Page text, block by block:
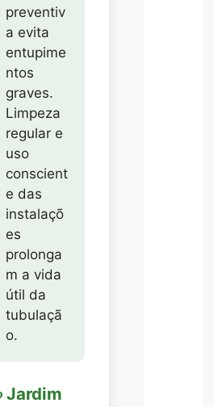
preventiv
a evita
entupime
ntos
graves.
Limpeza
regular e
uso
conscient
e das
instalaçõ
es
prolonga
m a vida
útil da
tubulaçã
o.
Jardim